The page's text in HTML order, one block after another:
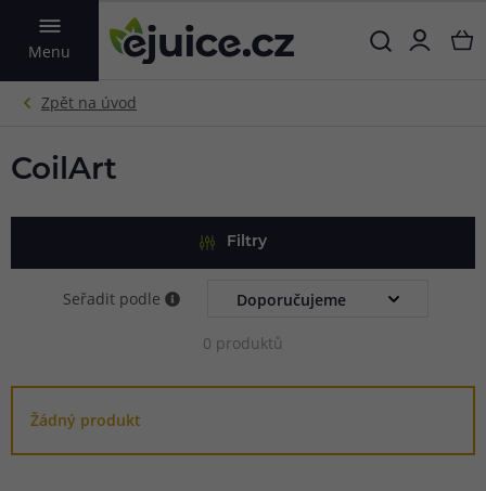
Menu
VYHLEDAT
CoilArt
Filtry
Seřadit podle
0 produktů
Žádný produkt